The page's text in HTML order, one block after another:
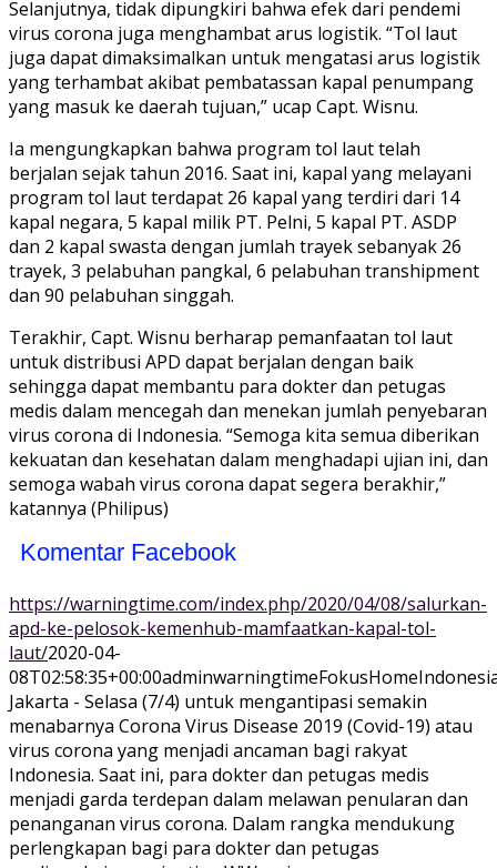
Selanjutnya, tidak dipungkiri bahwa efek dari pendemi
virus corona juga menghambat arus logistik. “Tol laut
juga dapat dimaksimalkan untuk mengatasi arus logistik
yang terhambat akibat pembatassan kapal penumpang
yang masuk ke daerah tujuan,” ucap Capt. Wisnu.
Ia mengungkapkan bahwa program tol laut telah
berjalan sejak tahun 2016. Saat ini, kapal yang melayani
program tol laut terdapat 26 kapal yang terdiri dari 14
kapal negara, 5 kapal milik PT. Pelni, 5 kapal PT. ASDP
dan 2 kapal swasta dengan jumlah trayek sebanyak 26
trayek, 3 pelabuhan pangkal, 6 pelabuhan transhipment
dan 90 pelabuhan singgah.
Terakhir, Capt. Wisnu berharap pemanfaatan tol laut
untuk distribusi APD dapat berjalan dengan baik
sehingga dapat membantu para dokter dan petugas
medis dalam mencegah dan menekan jumlah penyebaran
virus corona di Indonesia. “Semoga kita semua diberikan
kekuatan dan kesehatan dalam menghadapi ujian ini, dan
semoga wabah virus corona dapat segera berakhir,”
katannya (Philipus)
Komentar Facebook
https://warningtime.com/index.php/2020/04/08/salurkan-
apd-ke-pelosok-kemenhub-mamfaatkan-kapal-tol-
laut/2020-04-
08T02:58:35+00:00adminwarningtimeFokusHome
Jakarta - Selasa (7/4) untuk mengantipasi semakin
menabarnya Corona Virus Disease 2019 (Covid-19) atau
virus corona yang menjadi ancaman bagi rakyat
Indonesia. Saat ini, para dokter dan petugas medis
menjadi garda terdepan dalam melawan penularan dan
penanganan virus corona. Dalam rangka mendukung
perlengkapan bagi para dokter dan petugas